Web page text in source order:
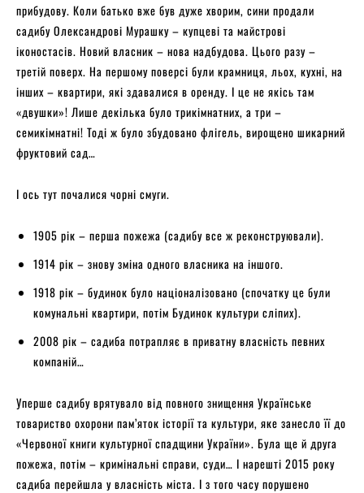
прибудову. Коли батько вже був дуже хворим, сини продали
садибу Олександрові Мурашку – купцеві та майстрові
іконостасів. Новий власник – нова надбудова. Цього разу –
третій поверх. На першому поверсі були крамниця, льох, кухні, на
інших – квартири, які здавалися в оренду. І це не якісь там
«двушки»! Лише декілька було трикімнатних, а три –
семикімнатні! Тоді ж було збудовано флігель, вирощено шикарний
фруктовий сад…
І ось тут почалися чорні смуги.
1905 рік – перша пожежа (садибу все ж реконструювали).
1914 рік – знову зміна одного власника на іншого.
1918 рік – будинок було націоналізовано (спочатку це були
комунальні квартири, потім Будинок культури сліпих).
2008 рік – садиба потрапляє в приватну власність певних
компаній…
Уперше садибу врятувало від повного знищення Українське
товариство охорони пам’яток історії та культури, яке занесло її до
«Червоної книги культурної спадщини України». Була ще й друга
пожежа, потім – кримінальні справи, суди… І нарешті 2015 року
садиба перейшла у власність міста. І з того часу порушено